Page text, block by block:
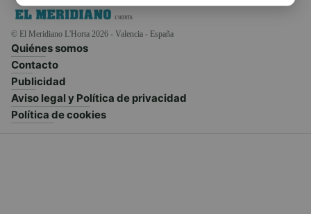
© El Meridiano L'Horta 2026 - Valencia - España
Quiénes somos
Contacto
Publicidad
Aviso legal y Política de privacidad
Política de cookies